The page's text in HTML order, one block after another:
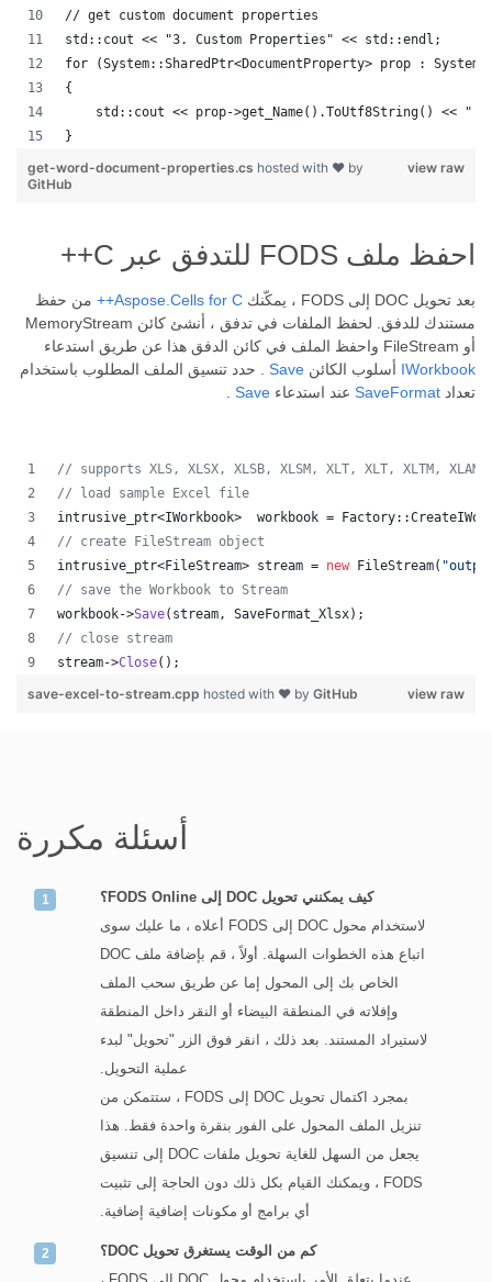
// get custom document properties
std::cout << "3. Custom Properties" << std::endl;
for (System::SharedPtr<DocumentProperty> prop :
{
std::cout << prop->get_Name().ToUtf8String() << "
}
view raw
get-word-document-properties.cs hosted with ❤ by
GitHub
احفظ ملف FODS للتدفق عبر C++
بعد تحويل DOC إلى FODS ، يمكّنك Aspose.Cells for C++
من حفظ
مستندك للدفق. لحفظ الملفات في تدفق ، أنشئ كائن MemoryStream
أو FileStream واحفظ الملف في كائن الدفق هذا عن طريق استدعاء
IWorkbook أسلوب الكائن Save . حدد تنسيق الملف المطلوب باستخدام
تعداد SaveFormat عند استدعاء Save
// supports XLS, XLSX, XLSB, XLSM, XLT, XLT, XLTM,
// load sample Excel file
intrusive_ptr<IWorkbook>  workbook =
// create FileStream object
intrusive_ptr<FileStream> stream = new FileStream( "
// save the Workbook to Stream
workbook->Save(stream, SaveFormat_Xlsx);
// close stream
stream->Close();
view raw
save-excel-to-stream.cpp hosted with ❤ by GitHub
أسئلة مكررة
كيف يمكنني تحويل DOC إلى FODS Online؟
لاستخدام محول DOC إلى FODS أعلاه ، ما عليك سوى
اتباع هذه الخطوات السهلة. أولاً ، قم بإضافة ملف DOC
الخاص بك إلى المحول إما عن طريق سحب الملف
وإفلاته في المنطقة البيضاء أو النقر داخل المنطقة
لاستيراد المستند. بعد ذلك ، انقر فوق الزر "تحويل" لبدء
عملية التحويل.
بمجرد اكتمال تحويل DOC إلى FODS ، ستتمكن من
تنزيل الملف المحول على الفور بنقرة واحدة فقط. هذا
يجعل من السهل للغاية تحويل ملفات DOC إلى تنسيق
FODS ، ويمكنك القيام بكل ذلك دون الحاجة إلى تثبيت
أي برامج أو مكونات إضافية إضافية.
كم من الوقت يستغرق تحويل DOC؟